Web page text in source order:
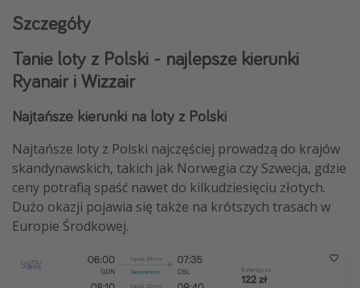
Szczegóły
Tanie loty z Polski - najlepsze kierunki
Ryanair i Wizzair
Najtańsze kierunki na loty z Polski
Najtańsze loty z Polski najczęściej prowadzą do krajów
skandynawskich, takich jak Norwegia czy Szwecja, gdzie
ceny potrafią spaść nawet do kilkudziesięciu złotych.
Dużo okazji pojawia się także na krótszych trasach w
Europie Środkowej.